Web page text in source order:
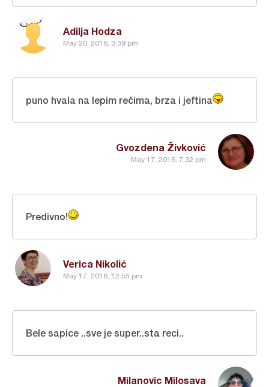
Adilja Hodza
May 20, 2016, 3:39 pm
Gvozdena Živković
May 17, 2016, 7:32 pm
puno hvala na lepim rečima, brza i jeftina
Verica Nikolić
May 17, 2016, 12:55 pm
Predivno!
Milanovic Milosava
Bele sapice ..sve je super..sta reci..